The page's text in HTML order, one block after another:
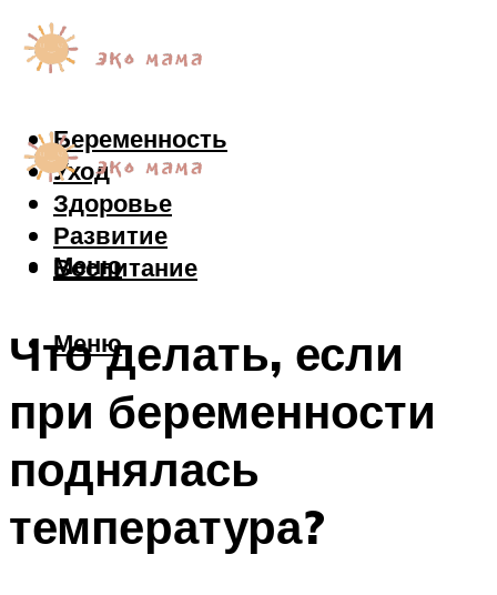
Беременность
Уход
Здоровье
Развитие
Воспитание
Меню
Меню
Что делать, если
при беременности
поднялась
температура?